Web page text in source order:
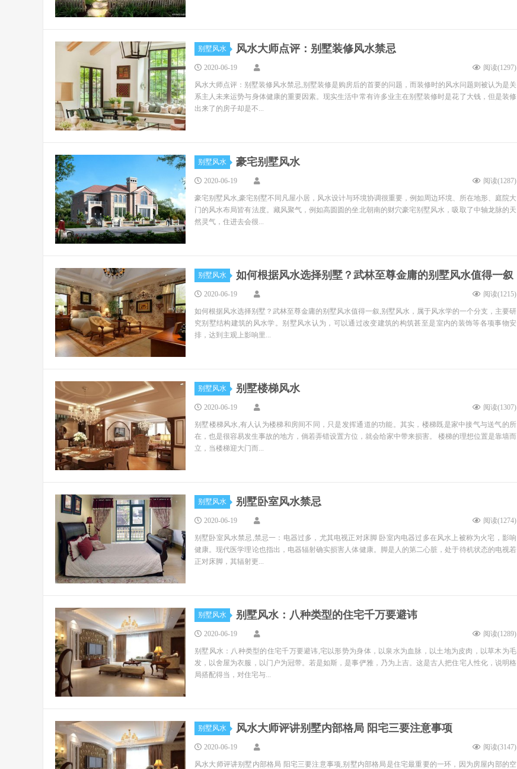
别墅风水 风水大师点评：别墅装修风水禁忌
2020-06-19 阅读(1297)
风水大师点评：别墅装修风水禁忌,别墅装修是购房后的首要的问题，而装修时的风水问题则被认为是关
系主人未来运势与身体健康的重要因素。现实生活中常有许多业主在别墅装修时是花了大钱，但是装修
出来了的房子却是不...
别墅风水 豪宅别墅风水
2020-06-19 阅读(1287)
豪宅别墅风水,豪宅别墅不同凡屋小居，风水设计与环境协调很重要，例如周边环境、所在地形、庭院大
门的风水布局皆有法度。藏风聚气，例如高圆圆的坐北朝南的财穴豪宅别墅风水，吸取了中轴龙脉的天
然灵气，住进去会很...
别墅风水 如何根据风水选择别墅？武林至尊金庸的别墅风水值得一叙
2020-06-19 阅读(1215)
如何根据风水选择别墅？武林至尊金庸的别墅风水值得一叙,别墅风水，属于风水学的一个分支，主要研
究别墅结构建筑的风水学。别墅风水认为，可以通过改变建筑的构筑甚至是室内的装饰等各项事物安
排，达到主观上影响里...
别墅风水 别墅楼梯风水
2020-06-19 阅读(1307)
别墅楼梯风水,有人认为楼梯和房间不同，只是发挥通道的功能。其实，楼梯既是家中接气与送气的所
在，也是很容易发生事故的地方，倘若弄错设置方位，就会给家中带来损害。 楼梯的理想位置是靠墙而
立，当楼梯迎大门而...
别墅风水 别墅卧室风水禁忌
2020-06-19 阅读(1274)
别墅卧室风水禁忌,禁忌一：电器过多，尤其电视正对床脚 卧室内电器过多在风水上被称为火宅，影响
健康。现代医学理论也指出，电器辐射确实损害人体健康。脚是人的第二心脏，处于待机状态的电视若
正对床脚，其辐射更...
别墅风水 别墅风水：八种类型的住宅千万要避讳
2020-06-19 阅读(1289)
别墅风水：八种类型的住宅千万要避讳,宅以形势为身体，以泉水为血脉，以土地为皮肉，以草木为毛
发，以舍屋为衣服，以门户为冠带。若是如斯，是事俨雅，乃为上吉。这是古人把住宅人性化，说明格
局搭配得当，对住宅与...
别墅风水 风水大师评讲别墅内部格局 阳宅三要注意事项
2020-06-19 阅读(3147)
风水大师评讲别墅内部格局 阳宅三要注意事项,别墅内部格局是住宅最重要的一环，因为房屋内部的空